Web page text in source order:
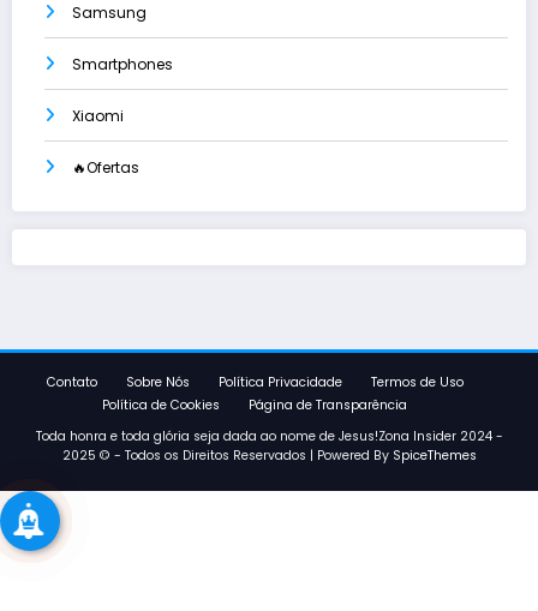
Samsung
Smartphones
Xiaomi
🔥Ofertas
Contato Sobre Nós Política Privacidade
Termos de Uso
Política de Cookies
Página de Transparência
Toda honra e toda glória seja dada ao nome de Jesus!Zona Insider 2024 -
2025 © - Todos os Direitos Reservados | Powered By SpiceThemes